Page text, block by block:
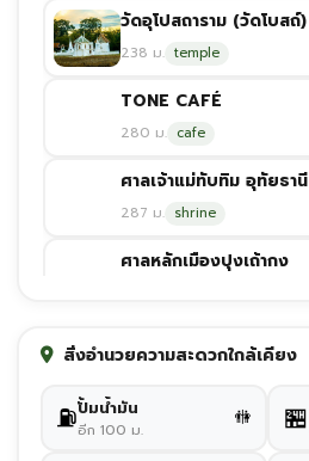
วัดอุโปสถาราม (วัดโบสถ์)
238 ม. temple
TONE CAFÉ
280 ม. cafe
ศาลเจ้าแม่ทับทิม อุทัยธานี
287 ม. shrine
ศาลหลักเมืองปุงเถ้ากง
ร้านอาหารบ้านบัวหลวง
มุมสะแก
สิ่งอำนวยความสะดวกใกล้เคียง
⛽ปั้มน้ำมัน
อีก 100 ม. 🚻 🏪